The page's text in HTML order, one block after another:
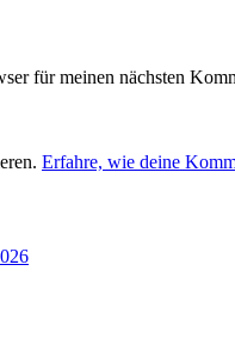
für meinen nächsten
Erfahre, wie deine